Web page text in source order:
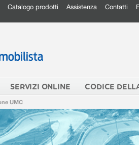
Catalogo prodotti Assistenza Contatti
SERVIZI ONLINE CODICE
UMC